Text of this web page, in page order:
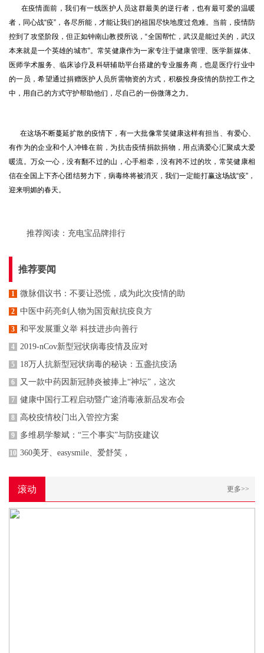
在疫情面前，我们有一线医护人员这群最美的逆行者，也有最可爱的温暖
者，同心战“疫”，各尽所能，才能让我们的祖国尽快地度过危难。当前，疫情防
控到了攻坚阶段，但正如钟南山教授所说，“全国帮忙，武汉是能过关的，武汉
本来就是一个英雄的城市”。常笑健康作为一家专注于健康管理、医学新媒体、
医师学术服务、临床诊疗及科研辅助平台搭建的专业服务商，也是医疗行业中
的一员，希望通过捐赠医护人员所需物资的方式，积极投身疫情的防控工作之
中，用自己的方式守护帮助他们，尽自己的一份微薄之力。
在这场不断蔓延扩散的疫情下，有一大批像常笑健康这样有担当、有爱心、
有作为的企业和个人冲锋在前，为抗击疫情捐款捐物，用点滴爱心汇聚成大爱
暖流。万众一心，没有翻不过的山，心手相牵，没有跨不过的坎，常笑健康相
信在全国上下齐心团结努力下，病毒终将被消灭，我们一定能打赢这场战“疫”，
迎来明媚的春天。
推荐阅读： 充电宝品牌排行
推荐要闻
1 微脉倡议书：不要让恐慌，成为此次疫情的助
2 中医中药亮剑人物为国贡献抗疫良方
3 和平发展重义举 科技进步向善行
4 2019-nCov新型冠状病毒疫情及应对
5 18万人抗新型冠状病毒的秘诀：五盏抗疫汤
6 又一款中药因新冠肺炎被捧上“神坛”，这次
7 健康中国行工程启动暨广途消毒液新品发布会
8 高校疫情校门出入管控方案
9 多维易学黎斌：“三个事实”与防疫建议
10 360美牙、easysmile、爱舒笑，
滚动 更多>>